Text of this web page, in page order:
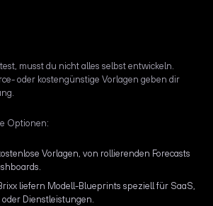
musst du nicht alles selbst entwickeln.
oder kostengünstige Vorlagen geben dir
Optionen:
Vorlagen, von rollierenden Forecasts
liefern Modell-Blueprints speziell für SaaS,
Dienstleistungen.